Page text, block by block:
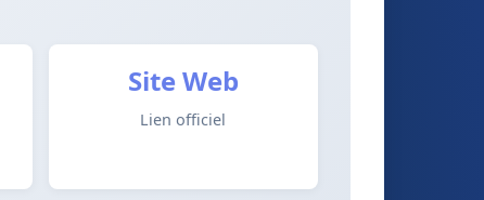
Site Web
Lien officiel